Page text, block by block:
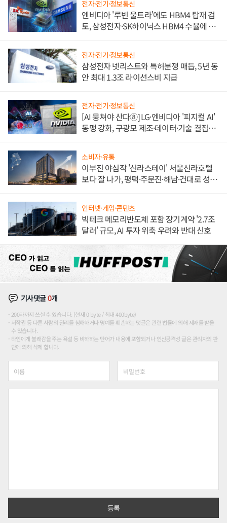
전자·전기·정보통신
엔비디아 '루빈 울트라'에도 HBM4 탑재 검
토, 삼성전자·SK하이닉스 HBM4 수율에 주
전자·전기·정보통신
삼성전자 넷리스트와 특허분쟁 매듭, 5년 동
안 최대 1.3조 라이선스비 지급
전자·전기·정보통신
[AI 뭉쳐야 산다⑧] LG·엔비디아 '피지컬 AI'
동맹 강화, 구광모 제조·데이터·기술 결집
소비자·유통
이부진 야심작 '신라스테이' 서울신라호텔
보다 잘 나가, 평택·주문진·해남·건대로 성
인터넷·게임·콘텐츠
빅테크 메모리반도체 포함 장기계약 '2.7조
달러' 규모, AI 투자 위축 우려와 반대 신호
기사댓글0개
200자까지 쓰실 수 있습니다. (현재 0 byte / 최대 400byte)
저작권 등 다른 사람의 권리를 침해하거나 명예를 훼손하는 댓글은 관련 법률에 의해 제재를 받을
수 있습니다.
타인에게 불쾌감을 주는 욕설 등 비하하는 단어가 내용에 포함되거나 인신공격성 글은 관리자의 판
단에 의해 삭제 합니다.